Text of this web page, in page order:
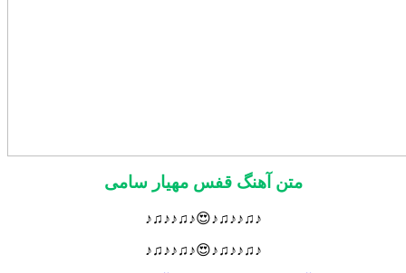
متن آهنگ قفس مهیار سامی
♪♫♪♪♫♪😍♪♫♪♪♫♪
♪♫♪♪♫♪😍♪♫♪♪♫♪